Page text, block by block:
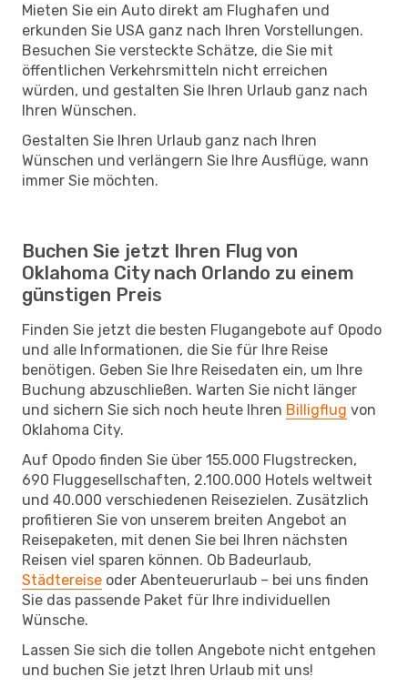
Mieten Sie ein Auto direkt am Flughafen und
erkunden Sie USA ganz nach Ihren Vorstellungen.
Besuchen Sie versteckte Schätze, die Sie mit
öffentlichen Verkehrsmitteln nicht erreichen
würden, und gestalten Sie Ihren Urlaub ganz nach
Ihren Wünschen.
Gestalten Sie Ihren Urlaub ganz nach Ihren
Wünschen und verlängern Sie Ihre Ausflüge, wann
immer Sie möchten.
Buchen Sie jetzt Ihren Flug von
Oklahoma City nach Orlando zu einem
günstigen Preis
Finden Sie jetzt die besten Flugangebote auf Opodo
und alle Informationen, die Sie für Ihre Reise
benötigen. Geben Sie Ihre Reisedaten ein, um Ihre
Buchung abzuschließen. Warten Sie nicht länger
und sichern Sie sich noch heute Ihren Billigflug von
Oklahoma City.
Auf Opodo finden Sie über 155.000 Flugstrecken,
690 Fluggesellschaften, 2.100.000 Hotels weltweit
und 40.000 verschiedenen Reisezielen. Zusätzlich
profitieren Sie von unserem breiten Angebot an
Reisepaketen, mit denen Sie bei Ihren nächsten
Reisen viel sparen können. Ob Badeurlaub,
Städtereise oder Abenteuerurlaub – bei uns finden
Sie das passende Paket für Ihre individuellen
Wünsche.
Lassen Sie sich die tollen Angebote nicht entgehen
und buchen Sie jetzt Ihren Urlaub mit uns!